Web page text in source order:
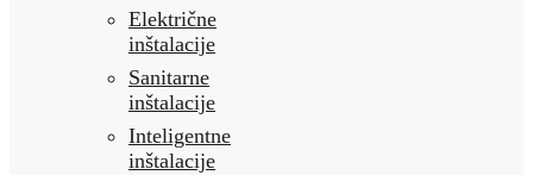
Električne
inštalacije
Sanitarne
inštalacije
Inteligentne
inštalacije